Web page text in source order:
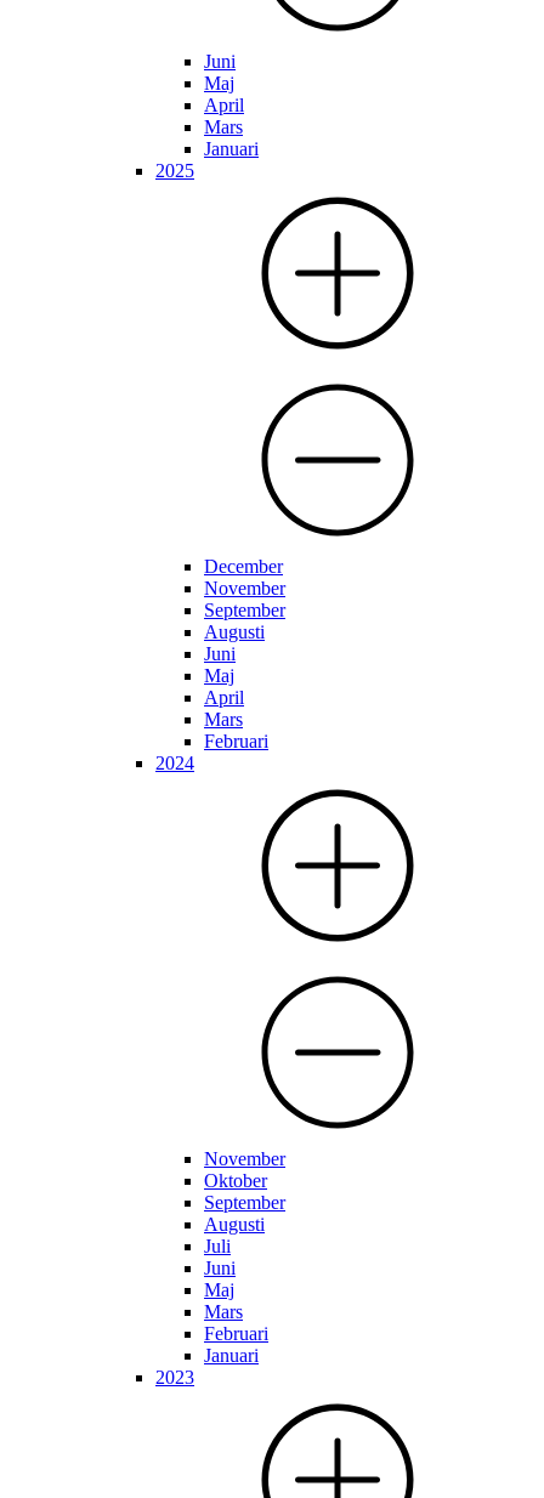
Juni
Maj
April
Mars
Januari
2025
December
November
September
Augusti
Juni
Maj
April
Mars
Februari
2024
November
Oktober
September
Augusti
Juli
Juni
Maj
Mars
Februari
Januari
2023